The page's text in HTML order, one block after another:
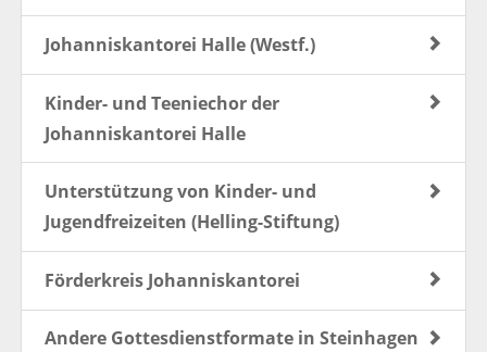
Johanniskantorei Halle (Westf.)
Kinder- und Teeniechor der
Johanniskantorei Halle
Unterstützung von Kinder- und
Jugendfreizeiten (Helling-Stiftung)
Förderkreis Johanniskantorei
Andere Gottesdienstformate in Steinhagen